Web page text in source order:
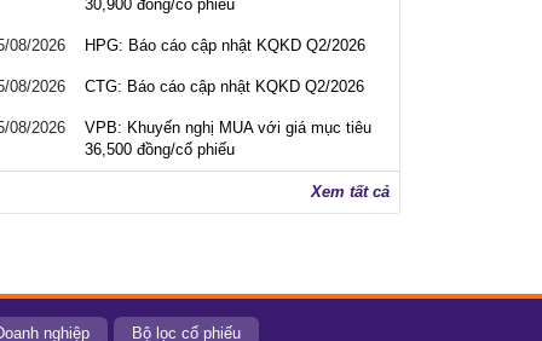
30,900 đồng/cổ phiếu
08/2026 HPG: Báo cáo cập nhật KQKD Q2/2026
08/2026 CTG: Báo cáo cập nhật KQKD Q2/2026
08/2026
VPB: Khuyến nghị MUA với giá mục tiêu
36,500 đồng/cổ phiếu
Xem tất cả
nghiệp Bộ lọc cổ phiếu